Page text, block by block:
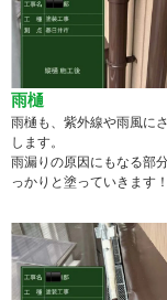
雨樋
雨樋も、紫外線や雨風に
します。
雨漏りの原因にもなる部
っかりと塗っていきます！